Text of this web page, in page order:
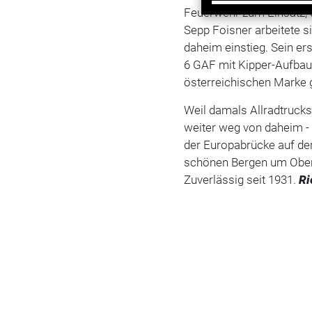
Feuerwehr zum
Sepp Foisner arbeitete
daheim einstieg. Sein
6 GAF mit Kipper-
österreichischen Marke
Weil damals
weiter weg von daheim
der Europabrücke auf
schönen Bergen um
Zuverlässig seit 1931.